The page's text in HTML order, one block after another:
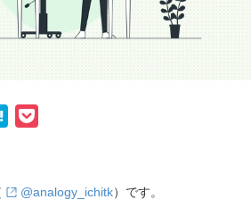
Hatena
@analogy_ichitk）です。